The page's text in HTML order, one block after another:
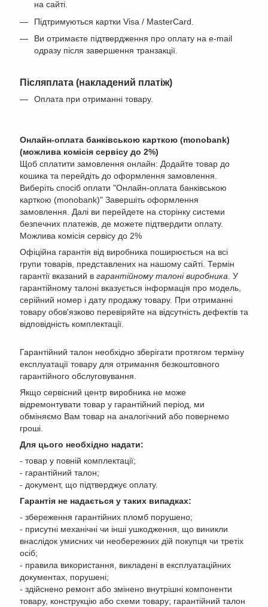
на сайті.
Підтримуються картки Visa / MasterCard.
Ви отримаєте підтвердження про оплату на e-mail
одразу після завершення транзакції.
Післяплата (накладений платіж)
Оплата при отриманні товару.
Онлайн-оплата банківською карткою (monobank)
(можлива комісія сервісу до 2%)
Щоб сплатити замовлення онлайн: Додайте товар до
кошика та перейдіть до оформлення замовлення.
Виберіть спосіб оплати "Онлайн-оплата банківською
карткою (monobank)" Завершіть оформлення
замовлення. Далі ви перейдете на сторінку системи
безпечних платежів, де можете підтвердити оплату.
Можлива комісія сервісу до 2%
Офіційна гарантія від виробника поширюється на всі
групи товарів, представлених на нашому сайті. Термін
гарантії вказаний в гарантійному талоні виробника. У
гарантійному талоні вказується інформація про модель,
серійний номер і дату продажу товару. При отриманні
товару обов'язково перевіряйте на відсутність дефектів та
відповідність комплектації.
Гарантійний талон необхідно зберігати протягом терміну
експлуатації товару для отримання безкоштовного
гарантійного обслуговування.
Якщо сервісний центр виробника не може
відремонтувати товар у гарантійний період, ми
обміняємо Вам товар на аналогічний або повернемо
гроші.
Для цього необхідно надати:
- товар у повній комплектації;
- гарантійний талон;
- документ, що підтверджує оплату.
Гарантія не надається у таких випадках:
- збереження гарантійних пломб порушено;
- присутні механічні чи інші ушкодження, що виникли
внаслідок умисних чи необережних дій покупця чи третіх
осіб;
- правила використання, викладені в експлуатаційних
документах, порушені;
- здійснено ремонт або змінено внутрішні компоненти
товару, конструкцію або схеми товару; гарантійний талон